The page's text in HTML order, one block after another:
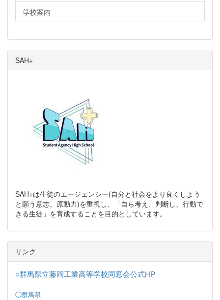
学校案内
SAH+
SAH+は生徒のエージェンシー(自分と社会をより良くしよう
と願う意志、原動力)を重視し、「自ら考え、判断し、行動で
きる生徒」を育成することを目的としています。
リンク
○群馬県立藤岡工業高等学校同窓会公式HP
◯群馬県